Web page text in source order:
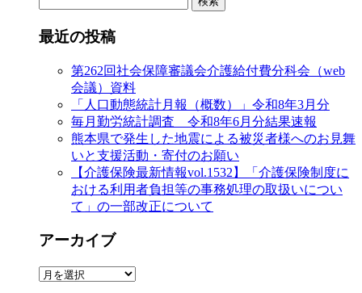
最近の投稿
第262回社会保障審議会介護給付費分科会（web
会議）資料
「人口動態統計月報（概数）」令和8年3月分
毎月勤労統計調査 令和8年6月分結果速報
熊本県で発生した地震による被災者様へのお見舞
いと支援活動・寄付のお願い
【介護保険最新情報vol.1532】「介護保険制度に
おける利用者負担等の事務処理の取扱いについ
て」の一部改正について
アーカイブ
ア